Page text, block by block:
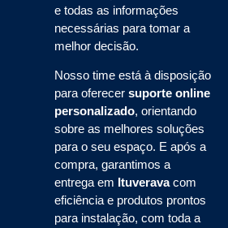
e todas as informações
necessárias para tomar a
melhor decisão.
Nosso time está à disposição
para oferecer suporte online
personalizado, orientando
sobre as melhores soluções
para o seu espaço. E após a
compra, garantimos a
entrega em Ituveravacom
eficiência e produtos prontos
para instalação, com toda a